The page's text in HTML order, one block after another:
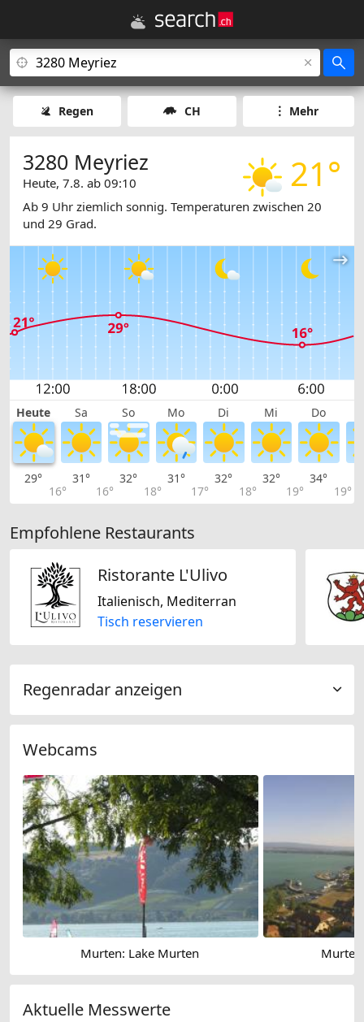
Regen CH Mehr
21°
3280 Meyriez
Heute, 7.8. ab 09:10
Ab 9 Uhr ziemlich sonnig. Temperaturen zwischen 20
und 29 Grad.
Heute Sa So Mo Di Mi Do
29°
16°
31°
16°
32°
18°
31°
17°
32°
18°
32°
19°
34°
19°
Empfohlene Restaurants
Ristorante L'Ulivo
Italienisch, Mediterran
Tisch reservieren
Regenradar anzeigen
Webcams
Murten: Lake Murten
Aktuelle Messwerte